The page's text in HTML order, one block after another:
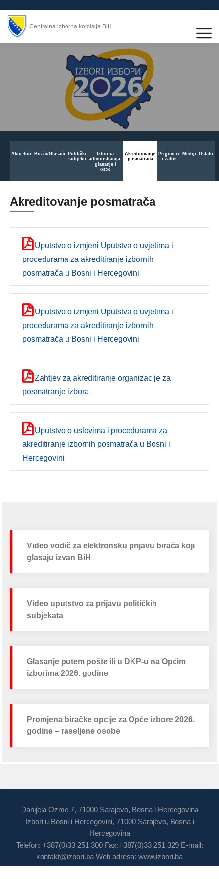
Centralna izborna komisija BiH
Aktuelno Birači/Glasači
Politički
subjekti
Izborna
administracija,
glasanje i
GCB
Akreditovanje
posmatrača
Prigovori
i žalbe
Mediji Ostalo
Akreditovanje posmatrača
Uputstvo o izmjeni Uputstva o uvjetima i
procedurama za akreditiranje izbornih
posmatrača u Bosni i Hercegovini
Uputstvo o izmjeni Uputstva o uvjetima i
procedurama za akreditiranje izbornih
posmatrača u Bosni i Hercegovini
Zahtjev za akreditiranje organizacije za
posmatranje izbora
Uputstvo o uslovima i procedurama za
akreditiranje izbornih posmatrača u Bosni i
Hercegovini
Video vodič za elektronsku prijavu birača koji
glasaju izvan BiH
Video uputstvo za prijavu političkih
subjekata
Glasanje putem pošte ili u DKP-u na Općim
izborima 2026. godine
Promjena biračke opcije za Opće izbore 2026.
godine – raseljene osobe
Danijela Ozme 7, 71000 Sarajevo, Bosna i Hercegovina
Izbori u Bosni i Hercegovini, 71000 Sarajevo, Bosna i
Hercegovina
Telefon: +387(0)33 251 300 Fax:+387(0)33 251 329 E-mail:
kontakt@izbori.ba Web adresa: www.izbori.ba